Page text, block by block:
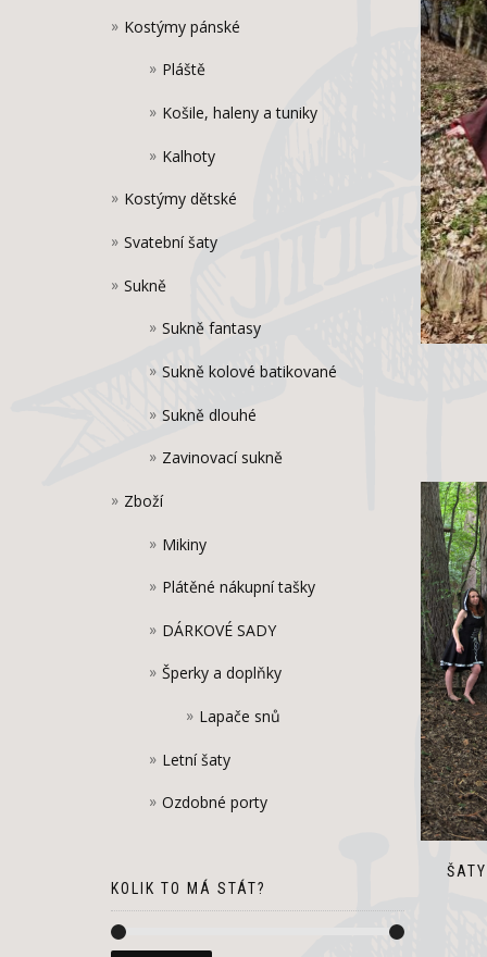
Kostýmy pánské
Pláště
Košile, haleny a tuniky
Kalhoty
Kostýmy dětské
Svatební šaty
Sukně
Sukně fantasy
Sukně kolové batikované
Sukně dlouhé
Zavinovací sukně
Zboží
Mikiny
Plátěné nákupní tašky
DÁRKOVÉ SADY
Šperky a doplňky
Lapače snů
Letní šaty
Ozdobné porty
KOLIK TO MÁ STÁT?